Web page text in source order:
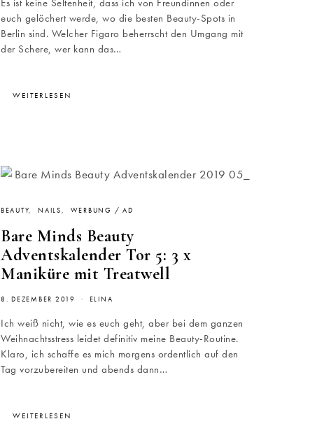
Es ist keine Seltenheit, dass ich von Freundinnen oder
euch gelöchert werde, wo die besten Beauty-Spots in
Berlin sind. Welcher Figaro beherrscht den Umgang mit
der Schere, wer kann das…
WEITERLESEN
BEAUTY NAILS WERBUNG / AD
Bare Minds Beauty
Adventskalender Tor 5: 3 x
Maniküre mit Treatwell
8. DEZEMBER 2019 ELINA
Ich weiß nicht, wie es euch geht, aber bei dem ganzen
Weihnachtsstress leidet definitiv meine Beauty-Routine.
Klaro, ich schaffe es mich morgens ordentlich auf den
Tag vorzubereiten und abends dann…
WEITERLESEN